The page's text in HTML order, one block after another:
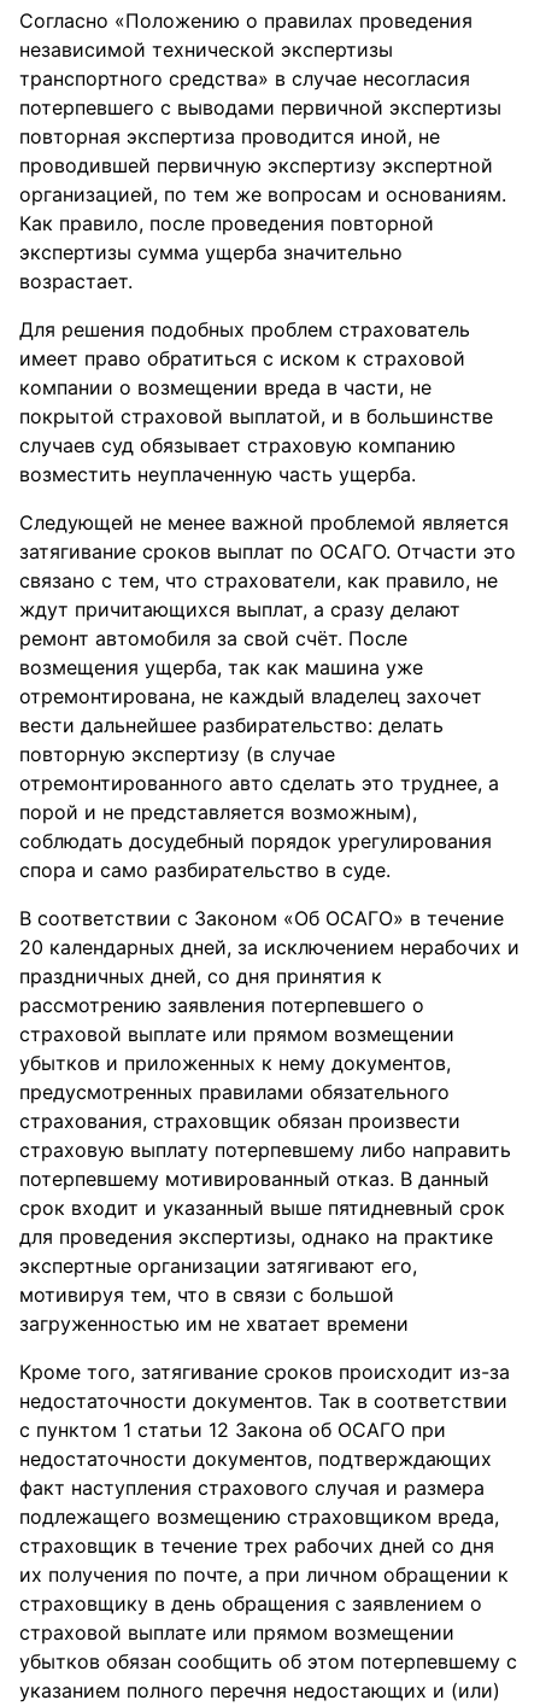
Согласно «Положению о правилах проведения
независимой технической экспертизы
транспортного средства» в случае несогласия
потерпевшего с выводами первичной экспертизы
повторная экспертиза проводится иной, не
проводившей первичную экспертизу экспертной
организацией, по тем же вопросам и основаниям.
Как правило, после проведения повторной
экспертизы сумма ущерба значительно
возрастает.
Для решения подобных проблем страхователь
имеет право обратиться с иском к страховой
компании о возмещении вреда в части, не
покрытой страховой выплатой, и в большинстве
случаев суд обязывает страховую компанию
возместить неуплаченную часть ущерба.
Следующей не менее важной проблемой является
затягивание сроков выплат по ОСАГО. Отчасти это
связано с тем, что страхователи, как правило, не
ждут причитающихся выплат, а сразу делают
ремонт автомобиля за свой счёт. После
возмещения ущерба, так как машина уже
отремонтирована, не каждый владелец захочет
вести дальнейшее разбирательство: делать
повторную экспертизу (в случае
отремонтированного авто сделать это труднее, а
порой и не представляется возможным),
соблюдать досудебный порядок урегулирования
спора и само разбирательство в суде.
В соответствии с Законом «Об ОСАГО» в течение
20 календарных дней, за исключением нерабочих и
праздничных дней, со дня принятия к
рассмотрению заявления потерпевшего о
страховой выплате или прямом возмещении
убытков и приложенных к нему документов,
предусмотренных правилами обязательного
страхования, страховщик обязан произвести
страховую выплату потерпевшему либо направить
потерпевшему мотивированный отказ. В данный
срок входит и указанный выше пятидневный срок
для проведения экспертизы, однако на практике
экспертные организации затягивают его,
мотивируя тем, что в связи с большой
загруженностью им не хватает времени
Кроме того, затягивание сроков происходит из-за
недостаточности документов. Так в соответствии
с пунктом 1 статьи 12 Закона об ОСАГО при
недостаточности документов, подтверждающих
факт наступления страхового случая и размера
подлежащего возмещению страховщиком вреда,
страховщик в течение трех рабочих дней со дня
их получения по почте, а при личном обращении к
страховщику в день обращения с заявлением о
страховой выплате или прямом возмещении
убытков обязан сообщить об этом потерпевшему с
указанием полного перечня недостающих и (или)